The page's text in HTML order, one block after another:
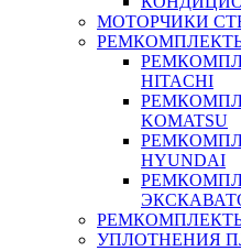
МОТОРЧИКИ
HITACHI
KOMATSU
HYUNDAI
УПЛОТНЕНИЯ